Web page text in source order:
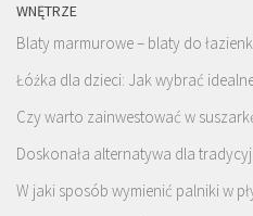
WNĘTRZE
Blaty marmurowe – blaty do
Łóżka dla dzieci: Jak wybrać
Czy warto zainwestować w
Doskonała alternatywa dla
W jaki sposób wymienić palniki w